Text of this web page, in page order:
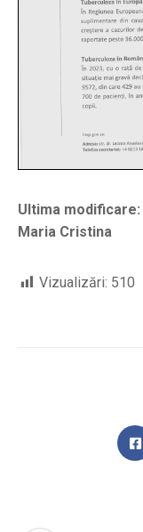
Ultima modificare:
Maria Cristina
Vizualizări: 510